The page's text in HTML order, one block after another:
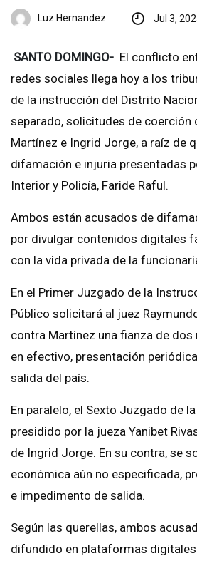
Luz Hernandez Jul 3,
SANTO DOMINGO- El conflicto
redes sociales llega hoy a los
de la instrucción del Distrito
separado, solicitudes de coerción
Martínez e Ingrid Jorge, a raíz de
difamación e injuria presentadas
Interior y Policía, Faride Raful.
Ambos están acusados de
por divulgar contenidos digitales
con la vida privada de la
En el Primer Juzgado de la
Público solicitará al juez
contra Martínez una fianza de
en efectivo, presentación
salida del país.
En paralelo, el Sexto Juzgado de
presidido por la jueza Yanibet
de Ingrid Jorge. En su contra, se
económica aún no especificada,
e impedimento de salida.
Según las querellas, ambos
difundido en plataformas